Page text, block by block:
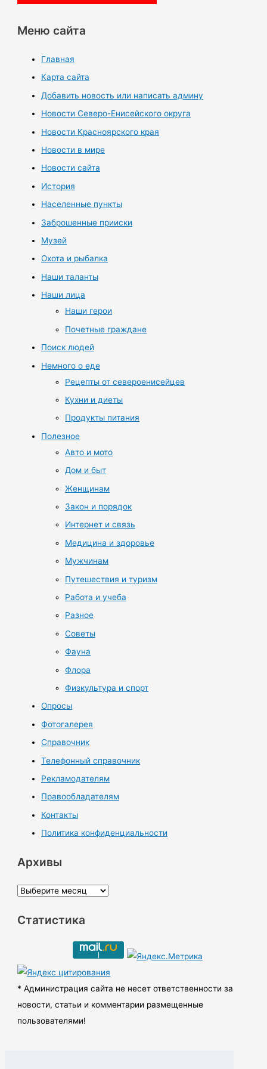
Меню сайта
Главная
Карта сайта
Добавить новость или написать админу
Новости Северо-Енисейского округа
Новости Красноярского края
Новости в мире
Новости сайта
История
Населенные пункты
Заброшенные прииски
Музей
Охота и рыбалка
Наши таланты
Наши лица
Наши герои
Почетные граждане
Поиск людей
Немного о еде
Рецепты от североенисейцев
Кухни и диеты
Продукты питания
Полезное
Авто и мото
Дом и быт
Женщинам
Закон и порядок
Интернет и связь
Медицина и здоровье
Мужчинам
Путешествия и туризм
Работа и учеба
Разное
Советы
Фауна
Флора
Физкультура и спорт
Опросы
Фотогалерея
Справочник
Телефонный справочник
Рекламодателям
Правообладателям
Контакты
Политика конфиденциальности
Архивы
А
х
ы
Статистика
* Администрация сайта не несет ответственности за
новости, статьи и комментарии размещенные
пользователями!